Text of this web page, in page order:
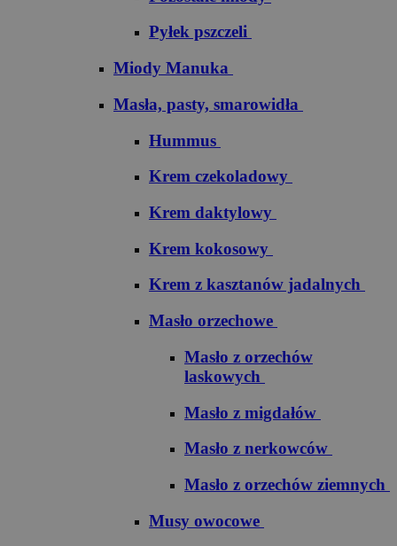
Pyłek pszczeli
Miody Manuka
Masła, pasty, smarowidła
Hummus
Krem czekoladowy
Krem daktylowy
Krem kokosowy
Krem z kasztanów jadalnych
Masło orzechowe
Masło z orzechów
laskowych
Masło z migdałów
Masło z nerkowców
Masło z orzechów ziemnych
Musy owocowe